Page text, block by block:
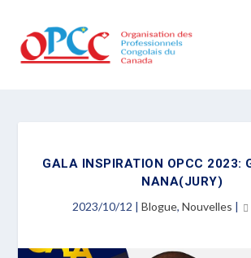
GALA INSPIRATION OPCC 2023:
NANA(JURY)
2023/10/12 | Blogue, Nouvelles |